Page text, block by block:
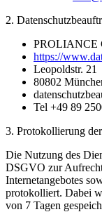
2.
PROLIANCE
https://
Leopoldstr. 21
80802
Tel +49 89
3. Protokollierung
Die Nutzung des
DSGVO zur
Internetangebotes
protokolliert. Dabei
von 7 Tagen